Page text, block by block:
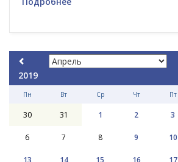
2019
Пн Вт Ср Чт Пт
30 31 1 2 3
6 7 8 9 10